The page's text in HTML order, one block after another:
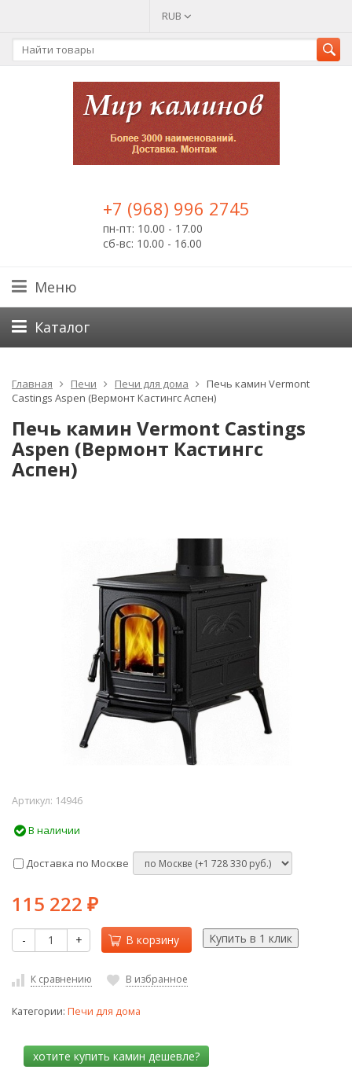
RUB
+7 (968) 996 2745
пн-пт: 10.00 - 17.00
сб-вс: 10.00 - 16.00
Меню
Каталог
Главная Печи Печи для дома
Печь камин Vermont
Castings Aspen (Вермонт Кастингс Аспен)
Печь камин Vermont Castings
Aspen (Вермонт Кастингс
Аспен)
Артикул: 14946
В наличии
Доставка по Москве
115 222 ₽
- + В корзину
К сравнению В избранное
Категории: Печи для дома